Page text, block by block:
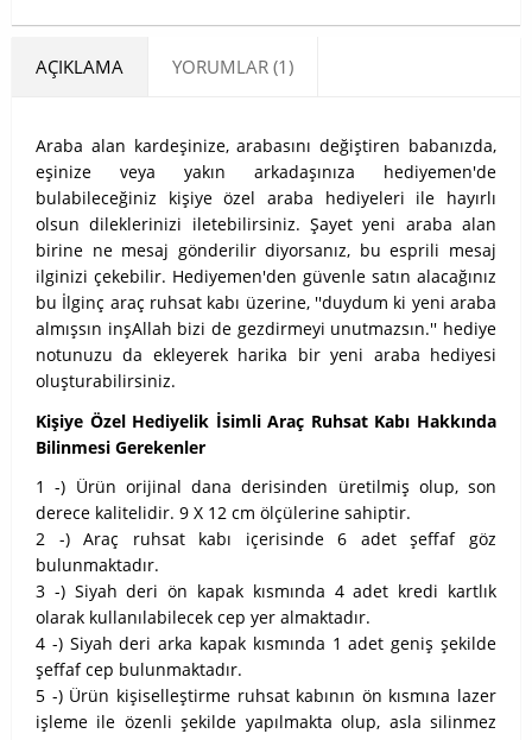
AÇIKLAMA YORUMLAR (1)
Araba alan kardeşinize, arabasını değiştiren babanızda,
eşinize veya yakın arkadaşınıza hediyemen'de
bulabileceğiniz kişiye özel araba hediyeleri ile hayırlı
olsun dileklerinizi iletebilirsiniz. Şayet yeni araba alan
birine ne mesaj gönderilir diyorsanız, bu esprili mesaj
ilginizi çekebilir. Hediyemen'den güvenle satın alacağınız
bu İlginç araç ruhsat kabı üzerine, ''duydum ki yeni araba
almışsın inşAllah bizi de gezdirmeyi unutmazsın.'' hediye
notunuzu da ekleyerek harika bir yeni araba hediyesi
oluşturabilirsiniz.
Kişiye Özel Hediyelik İsimli Araç Ruhsat Kabı Hakkında
Bilinmesi Gerekenler
1 -) Ürün orijinal dana derisinden üretilmiş olup, son
derece kalitelidir. 9 X 12 cm ölçülerine sahiptir.
2 -) Araç ruhsat kabı içerisinde 6 adet şeffaf göz
bulunmaktadır.
3 -) Siyah deri ön kapak kısmında 4 adet kredi kartlık
olarak kullanılabilecek cep yer almaktadır.
4 -) Siyah deri arka kapak kısmında 1 adet geniş şekilde
şeffaf cep bulunmaktadır.
5 -) Ürün kişiselleştirme ruhsat kabının ön kısmına lazer
işleme ile özenli şekilde yapılmakta olup, asla silinmez